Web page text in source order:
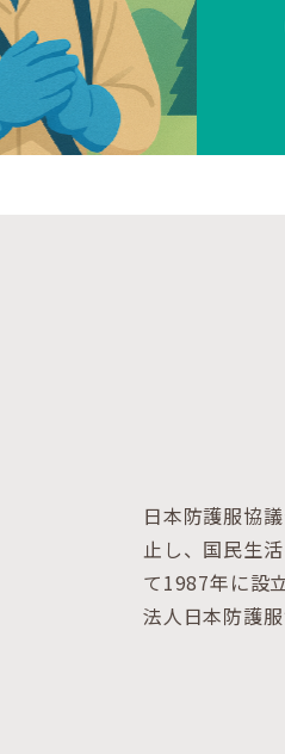
日本防護服協
止し、国民生
て1987年に設
法人日本防護